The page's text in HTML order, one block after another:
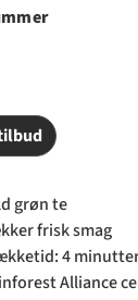
grøn te
frisk smag
4
Alliance